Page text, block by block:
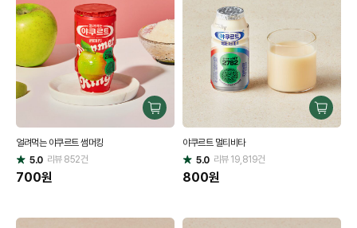
구
매
얼려먹는 야쿠르트 썸머킹
별
점
5.0 리뷰852건
700원
구
매
야쿠르트 멀티비타
별
점
5.0 리뷰19,819건
800원